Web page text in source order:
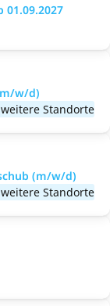
w/d)
Standorte
(m/w/d)
Standorte